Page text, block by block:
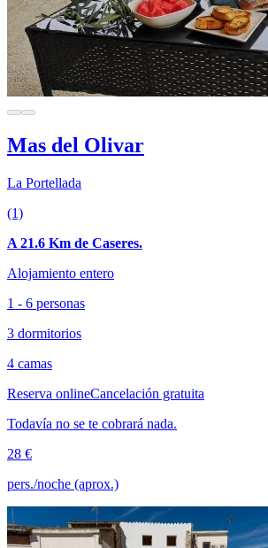
Mas del Olivar
La Portellada
(1)
A 21.6 Km de Caseres.
Alojamiento entero
1 - 6 personas
3 dormitorios
4 camas
Reserva onlineCancelación gratuita
Todavía no se te cobrará nada.
28 €
pers./noche (aprox.)